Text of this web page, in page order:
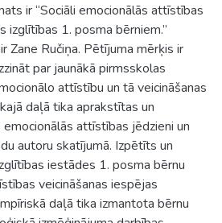
ir “Sociāli emocionālās attīstības
izglītības 1. posma bērniem.”
Zane Ručiņa. Pētījuma mērķis ir
par jaunākā pirmsskolas
attīstību un tā veicināšanas
daļā tika aprakstītas un
attīstības jēdzieni un
autoru skatījumā. Izpētīts un
iestādes 1. posma bērnu
veicināšanas iespējas
daļā tika izmantota bērnu